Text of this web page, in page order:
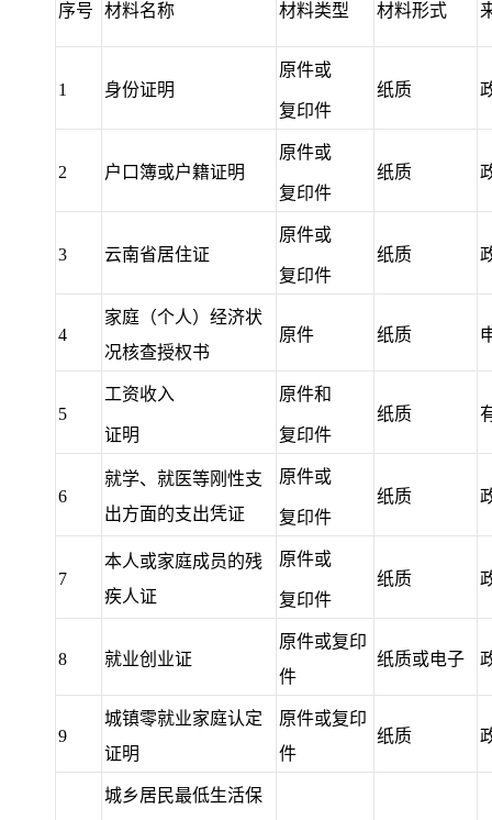
序号 材料名称 材料类型 材料形式
1 身份证明
原件或
复印件
纸质
2 户口簿或户籍证明
原件或
复印件
纸质
3 云南省居住证
原件或
复印件
纸质
4
家庭（个人）经济状
况核查授权书
原件 纸质
5
工资收入
证明
原件和
复印件
纸质
6
就学、就医等刚性支
出方面的支出凭证
原件或
复印件
纸质
7
本人或家庭成员的残
疾人证
原件或
复印件
纸质
8 就业创业证
原件或复印
件
纸质或电子
9
城镇零就业家庭认定
证明
原件或复印
件
纸质
城乡居民最低生活保